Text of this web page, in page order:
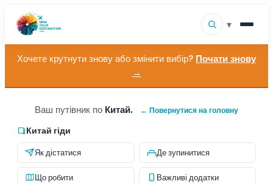
▾
Напрямки
Як це працює
Про нас
Хочете крутнути знову або змінити вибір? Почати знову
→
Ваш путівник по Китай. ← Повернутися на головну
Китай гіди
Як дістатися Де зупинитися
Що робити Важливі додатки